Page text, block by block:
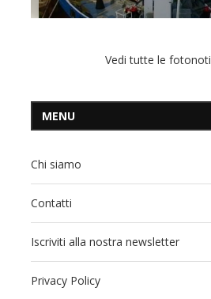
Vedi tutte le
MENU
Chi siamo
Contatti
Iscriviti alla nostra newsletter
Privacy Policy